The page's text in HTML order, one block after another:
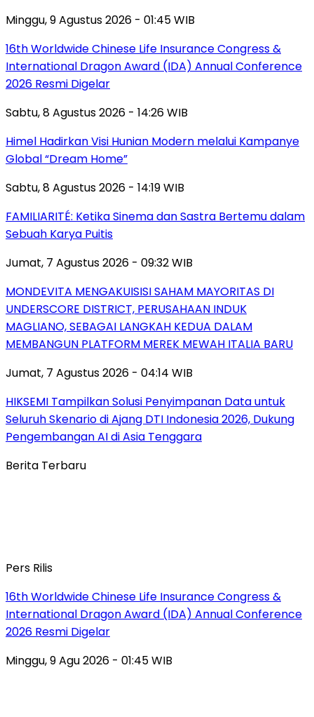
Minggu, 9 Agustus 2026 - 01:45 WIB
16th Worldwide Chinese Life Insurance Congress &
International Dragon Award (IDA) Annual Conference
2026 Resmi Digelar
Sabtu, 8 Agustus 2026 - 14:26 WIB
Himel Hadirkan Visi Hunian Modern melalui Kampanye
Global “Dream Home”
Sabtu, 8 Agustus 2026 - 14:19 WIB
FAMILIARITÉ: Ketika Sinema dan Sastra Bertemu dalam
Sebuah Karya Puitis
Jumat, 7 Agustus 2026 - 09:32 WIB
MONDEVITA MENGAKUISISI SAHAM MAYORITAS DI
UNDERSCORE DISTRICT, PERUSAHAAN INDUK
MAGLIANO, SEBAGAI LANGKAH KEDUA DALAM
MEMBANGUN PLATFORM MEREK MEWAH ITALIA BARU
Jumat, 7 Agustus 2026 - 04:14 WIB
HIKSEMI Tampilkan Solusi Penyimpanan Data untuk
Seluruh Skenario di Ajang DTI Indonesia 2026, Dukung
Pengembangan AI di Asia Tenggara
Berita Terbaru
Pers Rilis
16th Worldwide Chinese Life Insurance Congress &
International Dragon Award (IDA) Annual Conference
2026 Resmi Digelar
Minggu, 9 Agu 2026 - 01:45 WIB